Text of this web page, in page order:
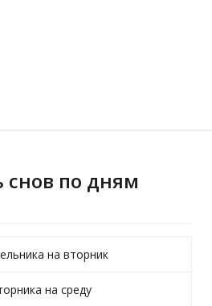
снов по дням
на вторник
на среду